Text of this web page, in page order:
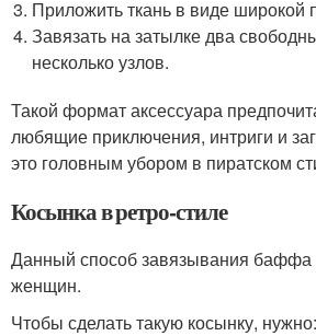
Приложить ткань в виде широкой
Завязать на затылке два
несколько узлов.
Такой формат аксессуара
любящие приключения, интриги и
это головным убором в пиратском
Косынка в ретро-стиле
Данный способ завязывания баффа
женщин.
Чтобы сделать такую косынку, нужно: